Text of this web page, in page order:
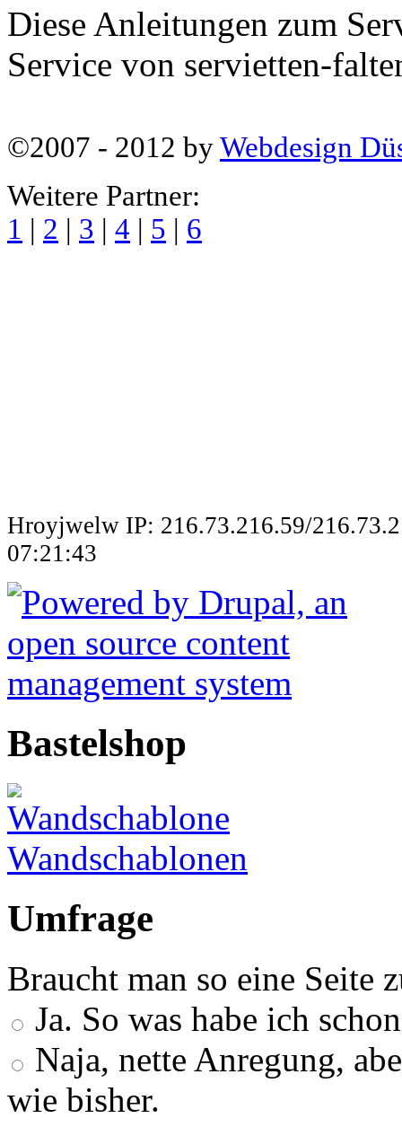
Diese Anleitungen zum
Service von servietten-
©2007 - 2012 byWebdesign
Weitere Partner:
1 | 2 | 3 | 4 | 5 | 6
Hroyjwelw IP: 216.73.216.59/
07:21:43
Bastelshop
Wandschablonen
Umfrage
Braucht man so eine Seite
Ja. So was habe ich
Naja, nette Anregung,
wie bisher.